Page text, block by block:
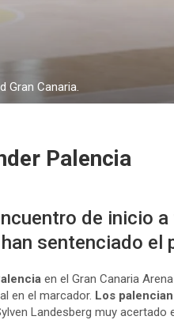
Gran Canaria.
Palencia
de inicio
sentenciado
en el Gran Canaria
en el marcador. Los
Landesberg muy